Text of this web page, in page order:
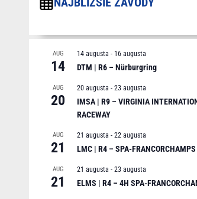
AUG
14
14 augusta - 16 augusta
DTM | R6 – Nürburgring
AUG
20
20 augusta - 23 augusta
IMSA | R9 – VIRGINIA
RACEWAY
AUG
21
21 augusta - 22 augusta
LMC | R4 – SPA-FRANCORCHAMPS
AUG
21
21 augusta - 23 augusta
ELMS | R4 – 4H SPA-